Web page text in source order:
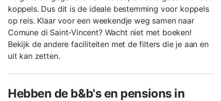
koppels. Dus dit is de ideale bestemming voor koppels
op reis. Klaar voor een weekendje weg samen naar
Comune di Saint-Vincent? Wacht niet met boeken!
Bekijk de andere faciliteiten met de filters die je aan en
uit kan zetten.
Hebben de b&b's en pensions in